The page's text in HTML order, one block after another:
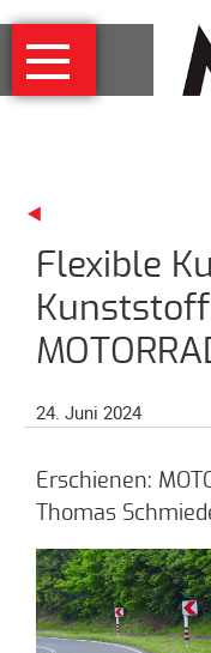
Navigation
überspringen
MEHRSi
Wer
Ziel
Strategie
Schirmherrschaft
für
Unterstützen
Förderer
werden
Fördererdaten
Flexible
24. Juni 2024
Erschienen:
Thomas